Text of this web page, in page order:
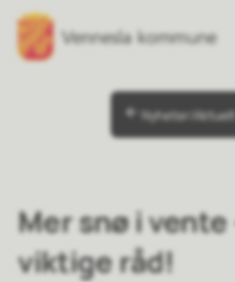
Vennesla kommune
Nyheter/Aktuelt
Mer snø i
viktige råd!